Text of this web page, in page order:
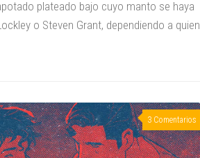
plateado bajo cuyo manto se haya
o Steven Grant, dependiendo a quien
3 Comentarios